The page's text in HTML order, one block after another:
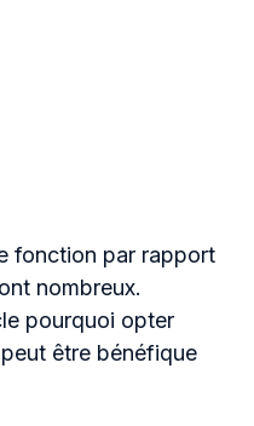
fonction par rapport
nombreux.
pourquoi opter
être bénéfique